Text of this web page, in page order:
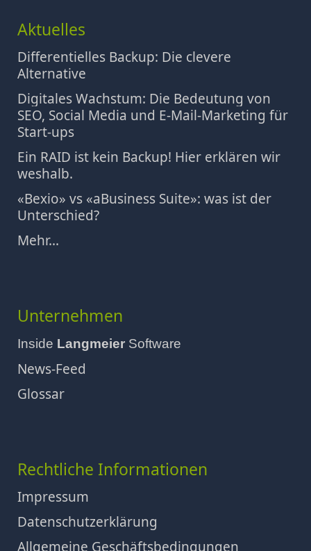
Aktuelles
Differentielles Backup: Die clevere
Alternative
Digitales Wachstum: Die Bedeutung von
SEO, Social Media und E-Mail-Marketing für
Start-ups
Ein RAID ist kein Backup! Hier erklären wir
weshalb.
«Bexio» vs «aBusiness Suite»: was ist der
Unterschied?
Mehr...
Unternehmen
Inside Langmeier Software
News-Feed
Glossar
Rechtliche Informationen
Impressum
Datenschutzerklärung
Allgemeine Geschäftsbedingungen